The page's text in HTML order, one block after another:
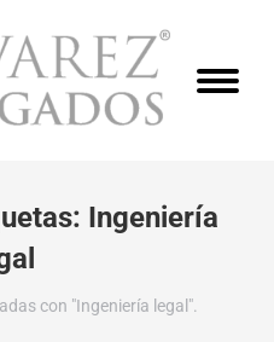
Ingeniería
con "Ingeniería legal".